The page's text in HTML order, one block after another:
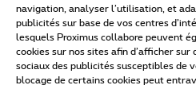
Tous droits réservés. © 2026
navigation, analyser l’utilisation, et
publicités sur base de vos centres
lesquels Proximus collabore peuvent
cookies sur nos sites afin d’afficher sur
sociaux des publicités susceptibles de
blocage de certains cookies peut